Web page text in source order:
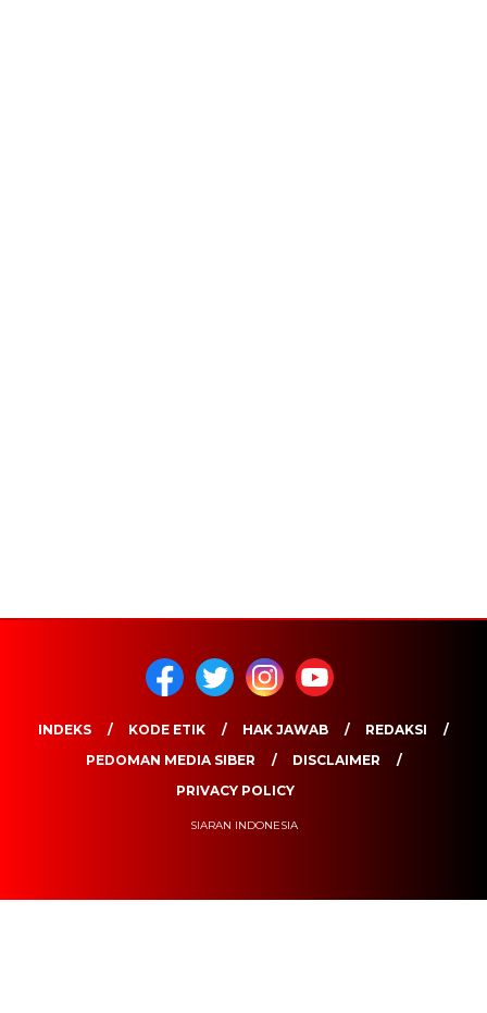
INDEKS KODE ETIK HAK JAWAB
REDAKSI
PEDOMAN MEDIA SIBER
DISCLAIMER
PRIVACY POLICY
SIARAN INDONESIA